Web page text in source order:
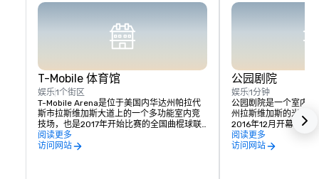
T-Mobile 体育馆
娱乐1个街区
T-Mobile Arena是位于美国内华达州帕拉代
斯市拉斯维加斯大道上的一个多功能室内竞
技场，也是2017年开始比赛的全国曲棍球联
盟的拉斯维加斯金骑士队的主场
阅读更多
访问网站
公园剧院
娱乐1分钟
公园剧院是一个室内
州拉斯维加斯的米高
2016年12月开幕，主
出，是拉斯维加斯大
院毗邻 T-Mobile 竞技
阅读更多
访问网站